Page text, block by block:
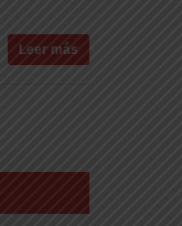
Leer más